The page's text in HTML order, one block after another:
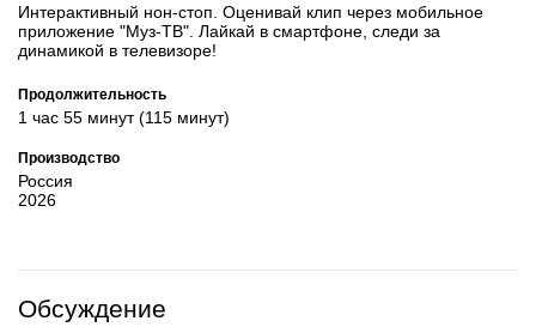
Интерактивный нон-стоп. Оценивай клип через мобильное
приложение "Муз-ТВ". Лайкай в смартфоне, следи за
динамикой в телевизоре!
Продолжительность
1 час 55 минут (115 минут)
Производство
Россия
2026
Обсуждение